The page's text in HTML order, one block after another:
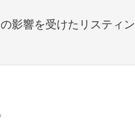
影響を受けたリスティン